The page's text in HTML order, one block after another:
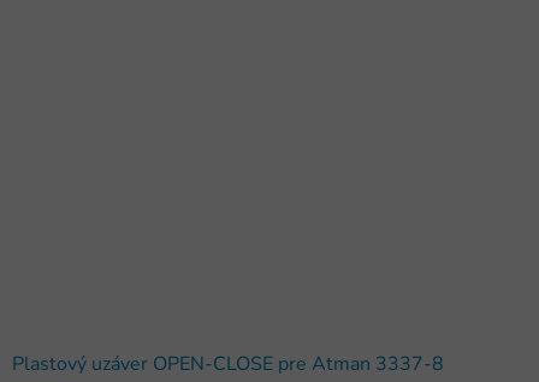
Plastový uzáver OPEN-CLOSE pre Atman 3337-8